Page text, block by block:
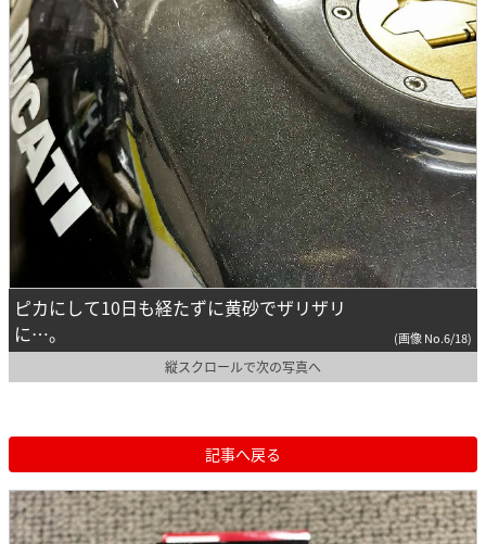
ピカにして10日も経たずに黄砂でザリザリ
に…。
(画像 No.6/18)
縦スクロールで次の写真へ
記事へ戻る